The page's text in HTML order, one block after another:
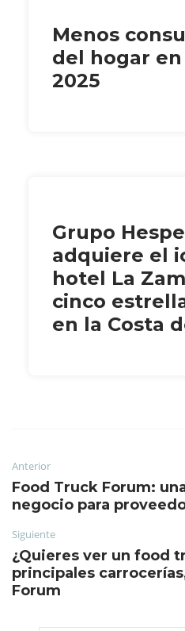
Menos
del hogar en
2025
Grupo
adquiere el
hotel La
cinco
en la Costa
Anterior
Food Truck Forum:
negocio para
Siguiente
¿Quieres ver un food
principales
Forum